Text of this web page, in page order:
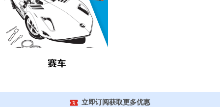
游戏及拼图系列
益智学习玩具
户外及运动产品
派对用品
立即订阅获取更多优惠